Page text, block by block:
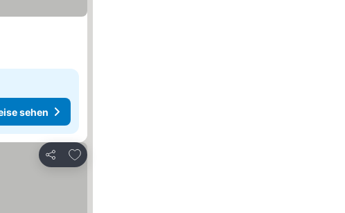
sehen
Teilen
Zu Favoriten hinzufügen